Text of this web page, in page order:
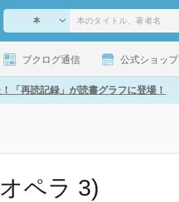
ブクログ通信 公式ショップ
「再読記録」が読書グラフに登場！
ペラ 3)